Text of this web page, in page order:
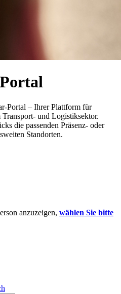
Portal – Ihrer Plattform für
und Logistiksektor.
die passenden Präsenz- oder
Standorten.
anzuzeigen, wählen Sie bitte